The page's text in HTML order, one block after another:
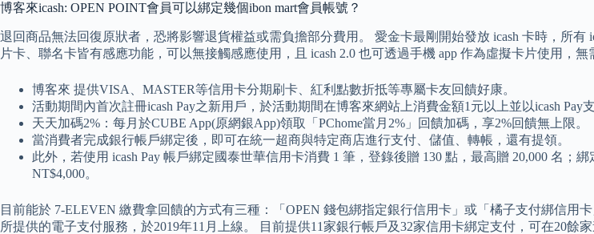
博客來icash: OPEN POINT會員可以綁定幾個ibon mart會員帳號？
退回商品無法回復原狀者，恐將影響退貨權益或需負擔部分費用。 愛金卡最剛開始發放 icash 卡時，所有
片卡、聯名卡皆有感應功能，可以無接觸感應使用，且 icash 2.0 也可透過手機 app 作為虛擬卡片使用，無
博客來 提供VISA、MASTER等信用卡分期刷卡、紅利點數折抵等專屬卡友回饋好康。
活動期間內首次註冊icash Pay之新用戶，於活動期間在博客來網站上消費金額1元以上並以icash Pay
天天加碼2%：每月於CUBE App(原網銀App)領取「PChome當月2%」回饋加碼，享2%回饋無上限。
當消費者完成銀行帳戶綁定後，即可在統一超商與特定商店進行支付、儲值、轉帳，還有提領。
此外，若使用 icash Pay 帳戶綁定國泰世華信用卡消費 1 筆，登錄後贈 130 點，最高贈 20,000 名；
NT$4,000。
目前能於 7-ELEVEN 繳費拿回饋的方式有三種：「OPEN 錢包綁指定銀行信用卡」或「橘子支付綁信用
所提供的電子支付服務，於2019年11月上線。 目前提供11家銀行帳戶及32家信用卡綁定支付，可在20餘